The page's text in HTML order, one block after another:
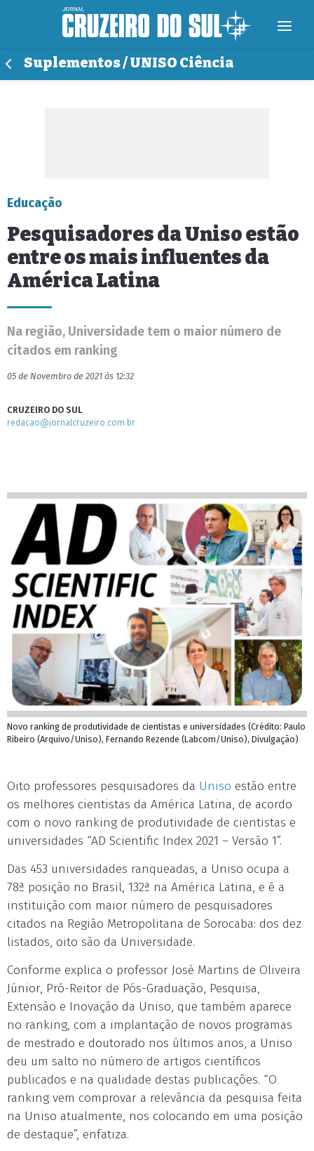
Suplementos / UNISO Ciência
Educação
Pesquisadores da Uniso estão
entre os mais influentes da
América Latina
Na região, Universidade tem o maior número de
citados em ranking
05 de Novembro de 2021 às 12:32
CRUZEIRO DO SUL
redacao@jornalcruzeiro.com.br
Novo ranking de produtividade de cientistas e universidades (Crédito: Paulo
Ribeiro (Arquivo/Uniso), Fernando Rezende (Labcom/Uniso), Divulgação)
Oito professores pesquisadores da Uniso estão entre
os melhores cientistas da América Latina, de acordo
com o novo ranking de produtividade de cientistas e
universidades “AD Scientific Index 2021 – Versão 1”.
Das 453 universidades ranqueadas, a Uniso ocupa a
78ª posição no Brasil, 132ª na América Latina, e é a
instituição com maior número de pesquisadores
citados na Região Metropolitana de Sorocaba: dos dez
listados, oito são da Universidade.
Conforme explica o professor José Martins de Oliveira
Júnior, Pró-Reitor de Pós-Graduação, Pesquisa,
Extensão e Inovação da Uniso, que também aparece
no ranking, com a implantação de novos programas
de mestrado e doutorado nos últimos anos, a Uniso
deu um salto no número de artigos científicos
publicados e na qualidade destas publicações. “O
ranking vem comprovar a relevância da pesquisa feita
na Uniso atualmente, nos colocando em uma posição
de destaque”, enfatiza.